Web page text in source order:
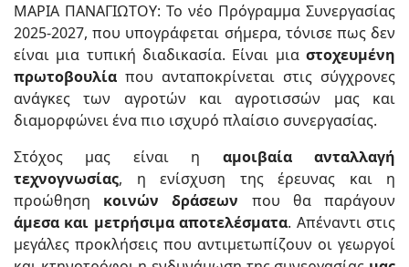
ΜΑΡΙΑ ΠΑΝΑΓΙΩΤΟΥ: Το νέο Πρόγραμμα Συνεργασίας
2025-2027, που υπογράφεται σήμερα, τόνισε πως δεν
είναι μια τυπική διαδικασία. Είναι μια στοχευμένη
πρωτοβουλία που ανταποκρίνεται στις σύγχρονες
ανάγκες των αγροτών και αγροτισσών μας και
διαμορφώνει ένα πιο ισχυρό πλαίσιο συνεργασίας.
Στόχος μας είναι η αμοιβαία ανταλλαγή
τεχνογνωσίας, η ενίσχυση της έρευνας και η
προώθηση κοινών δράσεων που θα παράγουν
άμεσα και μετρήσιμα αποτελέσματα. Απέναντι στις
μεγάλες προκλήσεις που αντιμετωπίζουν οι γεωργοί